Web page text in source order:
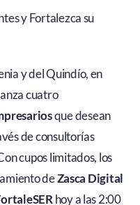
y Fortalezca su
y del Quindío, en
cuatro
que desean
de consultorías
cupos limitados, los
deZasca Digital
hoy a las 2:00